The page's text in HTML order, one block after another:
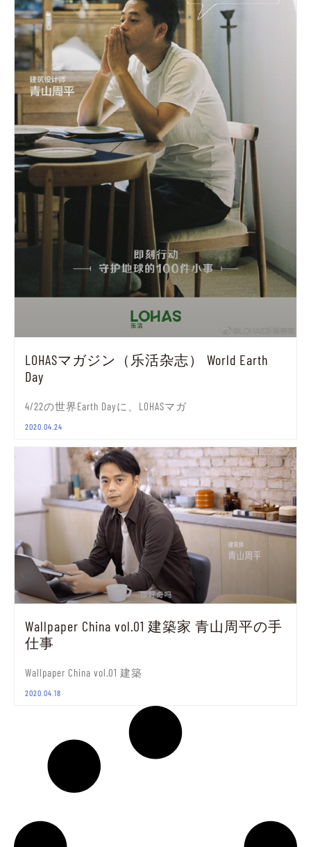
LOHASマガジン（乐活杂志） World Earth
Day
4/22の世界Earth Dayに、LOHASマガ
2020.04.24
Wallpaper China vol.01 建築家 青山周平の手
仕事
Wallpaper China vol.01 建築
2020.04.18